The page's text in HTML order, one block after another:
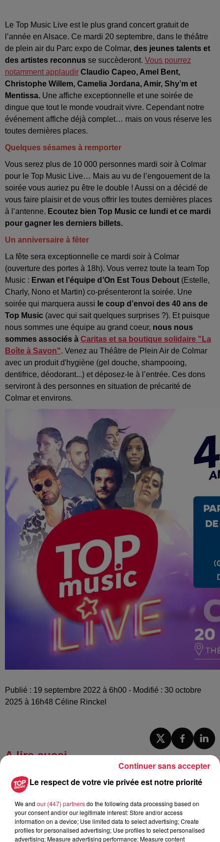
Le Top Music Live est le plus grand concert gratuit de
l’année en Alsace. Ce mardi 20 septembre, dans le théâtre
de plein air du Parc expo de Colmar, des jeunes talents et
des artistes reconnus se succèderont. Vous pourrez
notamment applaudir Claudio Capeo, Amel Bent,
Christophe Willem, Camelia Jordana, Amir, Shy’m et
Mentissa. Une affiche exceptionnelle et une soirée de
dingue que tout le monde voudrait vivre. Cependant notre
événement affiche déjà complet… mais on vous réserve les
toutes dernières places.
Quelques sésames à remporter
Vous serez plus de 10 000 personnes mardi soir à Colmar
pour le Top Music Live… Mais au vu de l’engouement de la
soirée vous auriez pu être le double ! Aussi on a décidé de
vous faire plaisir et de vous offrir les toutes dernières places
à l’antenne. Ecoutez bien Top Music ce lundi et ce mardi
pour gagner les derniers billets.
Un anniversaire à fêter
La fête sera exceptionnelle ce mardi soir à Colmar
(ouverture des portes à 18h). Vous verrez toute la team Top
Music : Erwan et l’équipe d’On Est Tous Debout (Estelle,
Charly, Nono et Martin) co-présenteront la soirée. Une
soirée qui marquera aussi le coup d’envoi des 40 ans de
Top Music (avec qui sait quelques surprises ?). Et puisque
nous sommes une équipe au grand coeur, nous nous
sommes associés à Caritas et sa boutique solidaire "La
Boîte à Savon". Venez au Théâtre de Plein Air de Colmar
avec un produit d'hygiène (gel douche, shampooing,
dentifrice, déodorant...) et déposez-le à l’entrée. Ces dons
serviront à des personnes en situation de précarité de
Colmar et environs.
Publié : 19 septembre 2022 à 6h00 - Modifié : 30 octobre
2025 à 16h48 Céline Rinckel
A lire aussi
6h38
de Villé
Le respect de votre vie privée est notre priorité
We and our (447) partnersdo the following data processing based on
your consent and/or our legitimate interest: Store and/or access
information on a device; Use limited data to select advertising; Create
profiles for personalised advertising; Use profiles to select personalised
advertising; Measure advertising performance; Measure content
Continuer sans accepter